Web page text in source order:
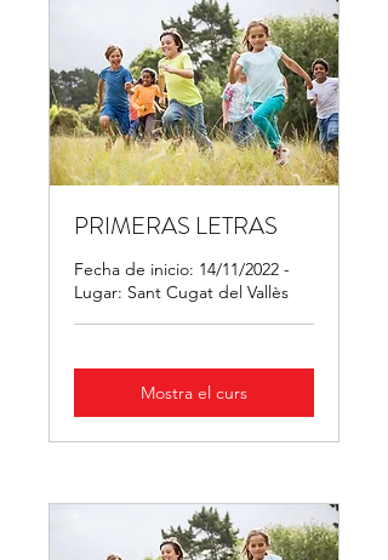
PRIMERAS LETRAS
Fecha de inicio: 14/11/2022 -
Lugar: Sant Cugat del Vallès
Mostra el curs